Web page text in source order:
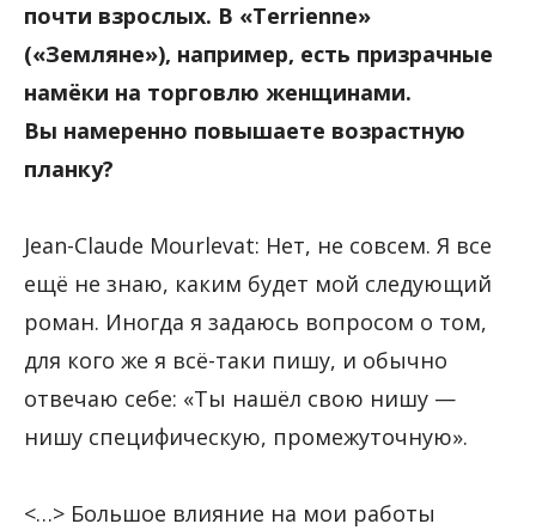
почти взрослых. В «Terrienne»
(«Земляне»), например, есть призрачные
намёки на торговлю женщинами.
Вы намеренно повышаете возрастную
планку?
Jean-Claude Mourlevat: Нет, не совсем. Я все
ещё не знаю, каким будет мой следующий
роман. Иногда я задаюсь вопросом о том,
для кого же я всё-таки пишу, и обычно
отвечаю себе: «Ты нашёл свою нишу —
нишу специфическую, промежуточную».
<…> Большое влияние на мои работы